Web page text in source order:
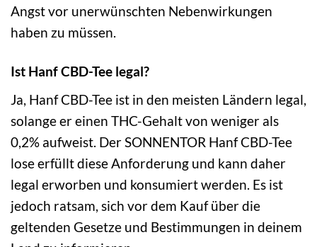
Angst vor unerwünschten Nebenwirkungen
haben zu müssen.
Ist Hanf CBD-Tee legal?
Ja, Hanf CBD-Tee ist in den meisten Ländern legal,
solange er einen THC-Gehalt von weniger als
0,2% aufweist. Der SONNENTOR Hanf CBD-Tee
lose erfüllt diese Anforderung und kann daher
legal erworben und konsumiert werden. Es ist
jedoch ratsam, sich vor dem Kauf über die
geltenden Gesetze und Bestimmungen in deinem